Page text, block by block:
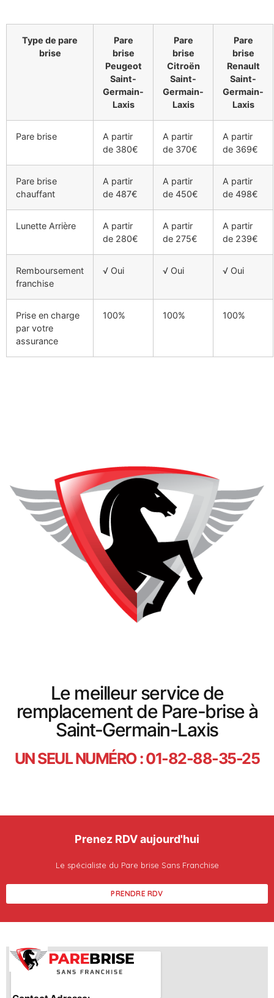
Type de pare
brise
Pare
brise
Peugeot
Saint-
Germain-
Laxis
Pare
brise
Citroën
Saint-
Germain-
Laxis
Pare
brise
Renault
Saint-
Germain-
Laxis
Pare brise
A partir
de 380€
A partir
de 370€
A partir
de 369€
Pare brise
chauffant
A partir
de 487€
A partir
de 450€
A partir
de 498€
Lunette Arrière
A partir
de 280€
A partir
de 275€
A partir
de 239€
Remboursement
franchise
√ Oui √ Oui √ Oui
Prise en charge
par votre
assurance
100% 100% 100%
Le meilleur service de
remplacement de Pare-brise à
Saint-Germain-Laxis
UN SEUL NUMÉRO : 01-82-88-35-25
Prenez RDV aujourd'hui
Le spécialiste du Pare brise Sans Franchise
PRENDRE RDV